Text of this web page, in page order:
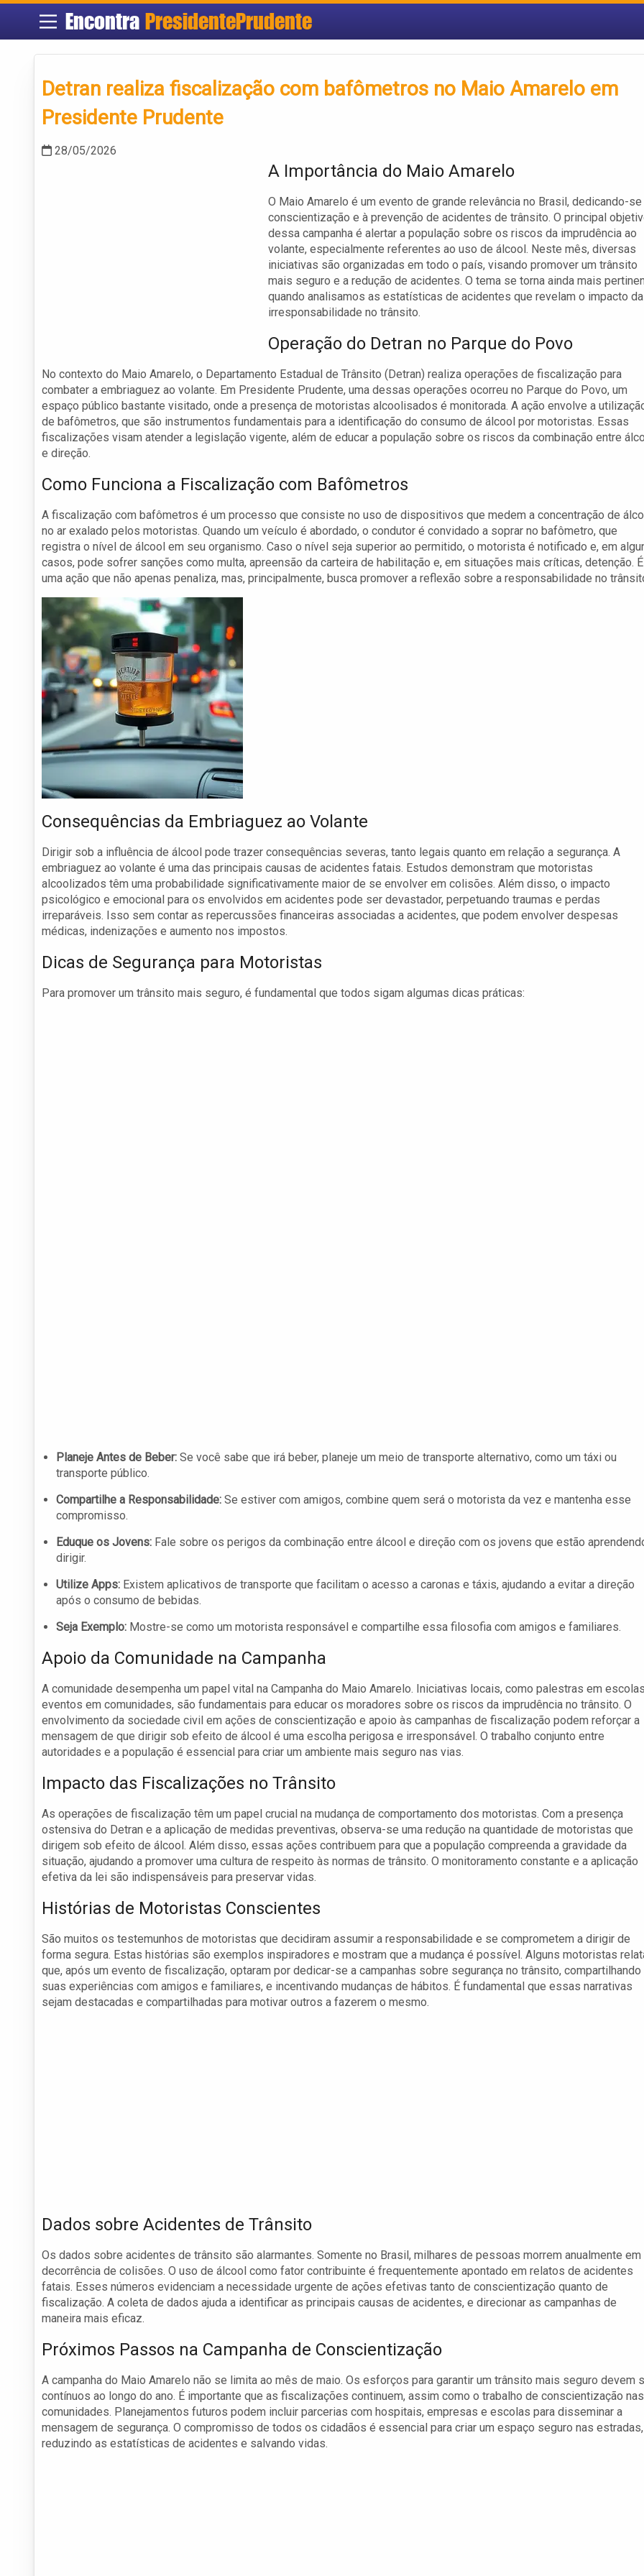
Encontra PresidentePrudente
Detran realiza fiscalização com bafômetros no Maio Amarelo em
Presidente Prudente
28/05/2026
A Importância do Maio Amarelo
O Maio Amarelo é um evento de grande relevância no Brasil, dedicando-se
conscientização e à prevenção de acidentes de trânsito. O principal
dessa campanha é alertar a população sobre os riscos da imprudência ao
volante, especialmente referentes ao uso de álcool. Neste mês, diversas
iniciativas são organizadas em todo o país, visando promover um trânsito
mais seguro e a redução de acidentes. O tema se torna ainda mais
quando analisamos as estatísticas de acidentes que revelam o impacto da
irresponsabilidade no trânsito.
Operação do Detran no Parque do Povo
No contexto do Maio Amarelo, o Departamento Estadual de Trânsito (Detran) realiza operações de fiscalização para
combater a embriaguez ao volante. Em Presidente Prudente, uma dessas operações ocorreu no Parque do Povo, um
espaço público bastante visitado, onde a presença de motoristas alcoolisados é monitorada. A ação envolve a
de bafômetros, que são instrumentos fundamentais para a identificação do consumo de álcool por motoristas. Essas
fiscalizações visam atender a legislação vigente, além de educar a população sobre os riscos da combinação entre
e direção.
Como Funciona a Fiscalização com Bafômetros
A fiscalização com bafômetros é um processo que consiste no uso de dispositivos que medem a concentração de
no ar exalado pelos motoristas. Quando um veículo é abordado, o condutor é convidado a soprar no bafômetro, que
registra o nível de álcool em seu organismo. Caso o nível seja superior ao permitido, o motorista é notificado e, em
casos, pode sofrer sanções como multa, apreensão da carteira de habilitação e, em situações mais críticas, detenção. É
uma ação que não apenas penaliza, mas, principalmente, busca promover a reflexão sobre a responsabilidade no
Consequências da Embriaguez ao Volante
Dirigir sob a influência de álcool pode trazer consequências severas, tanto legais quanto em relação a segurança. A
embriaguez ao volante é uma das principais causas de acidentes fatais. Estudos demonstram que motoristas
alcoolizados têm uma probabilidade significativamente maior de se envolver em colisões. Além disso, o impacto
psicológico e emocional para os envolvidos em acidentes pode ser devastador, perpetuando traumas e perdas
irreparáveis. Isso sem contar as repercussões financeiras associadas a acidentes, que podem envolver despesas
médicas, indenizações e aumento nos impostos.
Dicas de Segurança para Motoristas
Para promover um trânsito mais seguro, é fundamental que todos sigam algumas dicas práticas:
Planeje Antes de Beber: Se você sabe que irá beber, planeje um meio de transporte alternativo, como um táxi ou
transporte público.
Compartilhe a Responsabilidade: Se estiver com amigos, combine quem será o motorista da vez e mantenha esse
compromisso.
Eduque os Jovens: Fale sobre os perigos da combinação entre álcool e direção com os jovens que estão
dirigir.
Utilize Apps: Existem aplicativos de transporte que facilitam o acesso a caronas e táxis, ajudando a evitar a direção
após o consumo de bebidas.
Seja Exemplo: Mostre-se como um motorista responsável e compartilhe essa filosofia com amigos e familiares.
Apoio da Comunidade na Campanha
A comunidade desempenha um papel vital na Campanha do Maio Amarelo. Iniciativas locais, como palestras em
eventos em comunidades, são fundamentais para educar os moradores sobre os riscos da imprudência no trânsito. O
envolvimento da sociedade civil em ações de conscientização e apoio às campanhas de fiscalização podem reforçar a
mensagem de que dirigir sob efeito de álcool é uma escolha perigosa e irresponsável. O trabalho conjunto entre
autoridades e a população é essencial para criar um ambiente mais seguro nas vias.
Impacto das Fiscalizações no Trânsito
As operações de fiscalização têm um papel crucial na mudança de comportamento dos motoristas. Com a presença
ostensiva do Detran e a aplicação de medidas preventivas, observa-se uma redução na quantidade de motoristas que
dirigem sob efeito de álcool. Além disso, essas ações contribuem para que a população compreenda a gravidade da
situação, ajudando a promover uma cultura de respeito às normas de trânsito. O monitoramento constante e a aplicação
efetiva da lei são indispensáveis para preservar vidas.
Histórias de Motoristas Conscientes
São muitos os testemunhos de motoristas que decidiram assumir a responsabilidade e se comprometem a dirigir de
forma segura. Estas histórias são exemplos inspiradores e mostram que a mudança é possível. Alguns motoristas
que, após um evento de fiscalização, optaram por dedicar-se a campanhas sobre segurança no trânsito, compartilhando
suas experiências com amigos e familiares, e incentivando mudanças de hábitos. É fundamental que essas narrativas
sejam destacadas e compartilhadas para motivar outros a fazerem o mesmo.
Dados sobre Acidentes de Trânsito
Os dados sobre acidentes de trânsito são alarmantes. Somente no Brasil, milhares de pessoas morrem anualmente em
decorrência de colisões. O uso de álcool como fator contribuinte é frequentemente apontado em relatos de acidentes
fatais. Esses números evidenciam a necessidade urgente de ações efetivas tanto de conscientização quanto de
fiscalização. A coleta de dados ajuda a identificar as principais causas de acidentes, e direcionar as campanhas de
maneira mais eficaz.
Próximos Passos na Campanha de Conscientização
A campanha do Maio Amarelo não se limita ao mês de maio. Os esforços para garantir um trânsito mais seguro devem
contínuos ao longo do ano. É importante que as fiscalizações continuem, assim como o trabalho de conscientização nas
comunidades. Planejamentos futuros podem incluir parcerias com hospitais, empresas e escolas para disseminar a
mensagem de segurança. O compromisso de todos os cidadãos é essencial para criar um espaço seguro nas estradas,
reduzindo as estatísticas de acidentes e salvando vidas.